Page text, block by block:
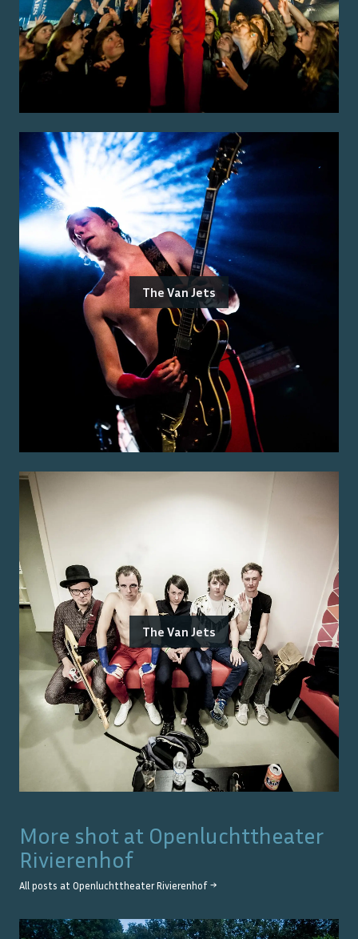
The Van Jets
The Van Jets
More shot at Openluchttheater
Rivierenhof
All posts at Openluchttheater Rivierenhof →